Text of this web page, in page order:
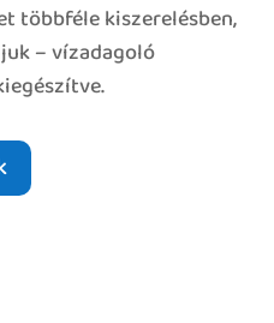
többféle kiszerelésben,
– vízadagoló